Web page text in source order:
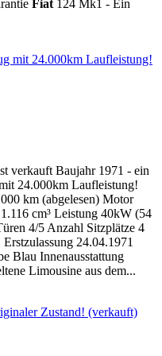
Fiat 124 Mk1 - Ein
mit 24.000km Laufleistung!
verkauft Baujahr 1971 - ein
24.000km Laufleistung!
km (abgelesen) Motor
cm³ Leistung 40kW (54
4/5 Anzahl Sitzplätze 4
24.04.1971
Blau Innenausstattung
Limousine aus dem...
Zustand! (verkauft)